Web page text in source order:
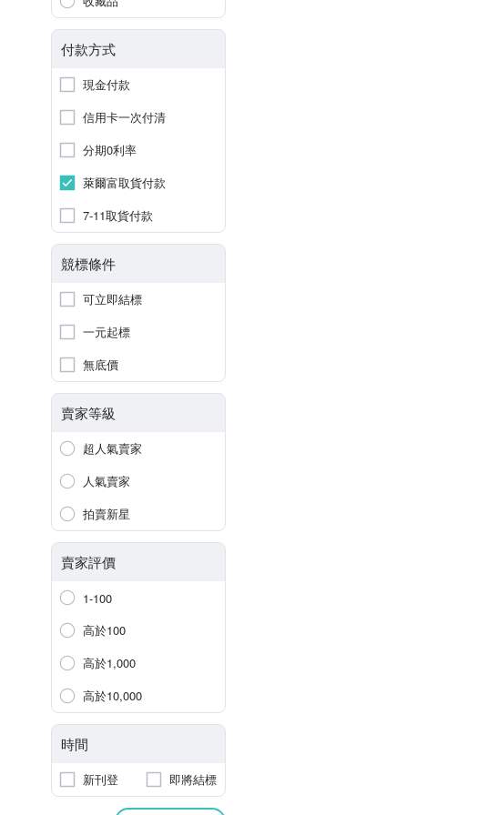
付款方式
現金付款
信用卡一次付清
分期0利率
萊爾富取貨付款
7-11取貨付款
競標條件
可立即結標
一元起標
無底價
賣家等級
超人氣賣家
人氣賣家
拍賣新星
賣家評價
1-100
高於100
高於1,000
高於10,000
時間
新刊登 即將結標